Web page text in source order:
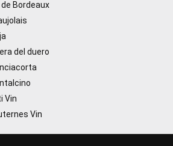
de Bordeaux
del duero
Vin
Vin